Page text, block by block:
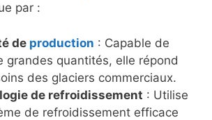
par :
de production : Capable de
grandes quantités, elle répond
des glaciers commerciaux.
de refroidissement : Utilise
de refroidissement efficace